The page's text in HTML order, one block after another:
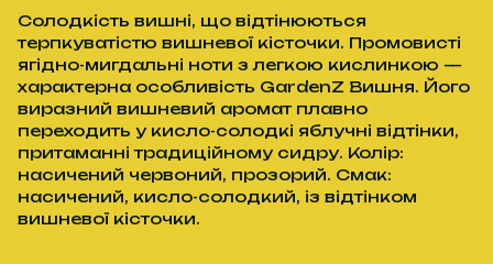
Солодкість вишні, що відтінюються
терпкуватістю вишневої кісточки. Промовисті
ягідно-мигдальні ноти з легкою кислинкою —
характерна особливість GardenZ Вишня. Його
виразний вишневий аромат плавно
переходить у кисло-солодкі яблучні відтінки,
притаманні традиційному сидру. Колір:
насичений червоний, прозорий. Смак:
насичений, кисло-солодкий, із відтінком
вишневої кісточки.